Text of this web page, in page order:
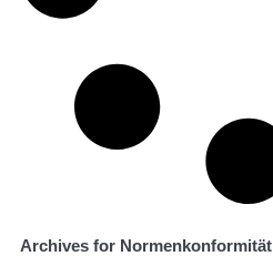
Archives for Normenkonformität